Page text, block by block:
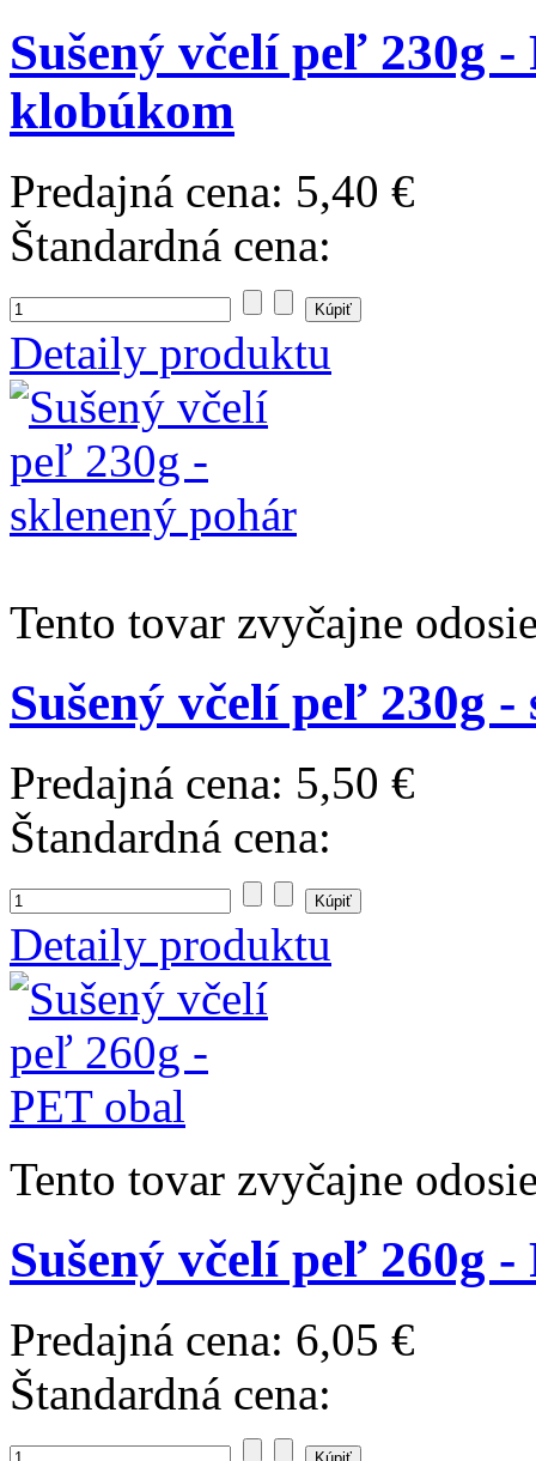
Sušený včelí peľ 230g
klobúkom
Predajná cena: 5,40 €
Štandardná cena:
Detaily produktu
Tento tovar zvyčajne
Sušený včelí peľ 230g
Predajná cena: 5,50 €
Štandardná cena:
Detaily produktu
Tento tovar zvyčajne
Sušený včelí peľ 260g
Predajná cena: 6,05 €
Štandardná cena: